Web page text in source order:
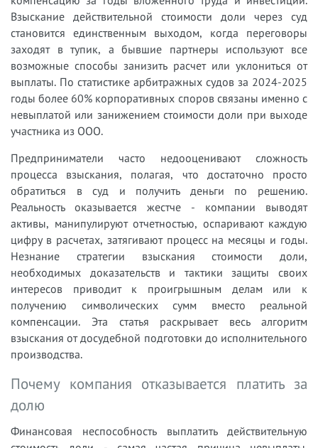
Взыскание действительной стоимости доли через суд
становится единственным выходом, когда переговоры
заходят в тупик, а бывшие партнеры используют все
возможные способы занизить расчет или уклониться от
выплаты. По статистике арбитражных судов за 2024-2025
годы более 60% корпоративных споров связаны именно с
невыплатой или занижением стоимости доли при выходе
участника из ООО.
Предприниматели часто недооценивают сложность
процесса взыскания, полагая, что достаточно просто
обратиться в суд и получить деньги по решению.
Реальность оказывается жестче - компании выводят
активы, манипулируют отчетностью, оспаривают каждую
цифру в расчетах, затягивают процесс на месяцы и годы.
Незнание стратегии взыскания стоимости доли,
необходимых доказательств и тактики защиты своих
интересов приводит к проигрышным делам или к
получению символических сумм вместо реальной
компенсации. Эта статья раскрывает весь алгоритм
взыскания от досудебной подготовки до исполнительного
производства.
Почему компания отказывается платить за
долю
Финансовая неспособность выплатить действительную